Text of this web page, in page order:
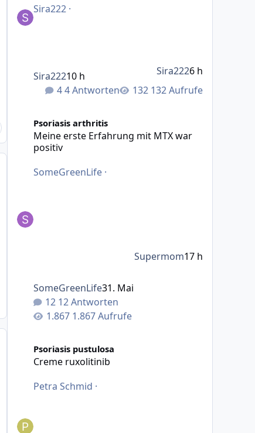
Sira222 ·
4 Antworten 132 Aufrufe
Sira22210 h Sira2226 h
Psoriasis arthritis
Meine erste Erfahrung mit MTX war
positiv
SomeGreenLife ·
12 Antworten
1.867 Aufrufe
SomeGreenLife31. Mai
Supermom17 h
Psoriasis pustulosa
Creme ruxolitinib
Petra Schmid ·